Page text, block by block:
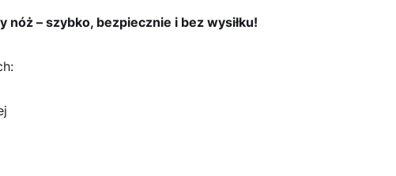
– szybko, bezpiecznie i bez wysiłku!